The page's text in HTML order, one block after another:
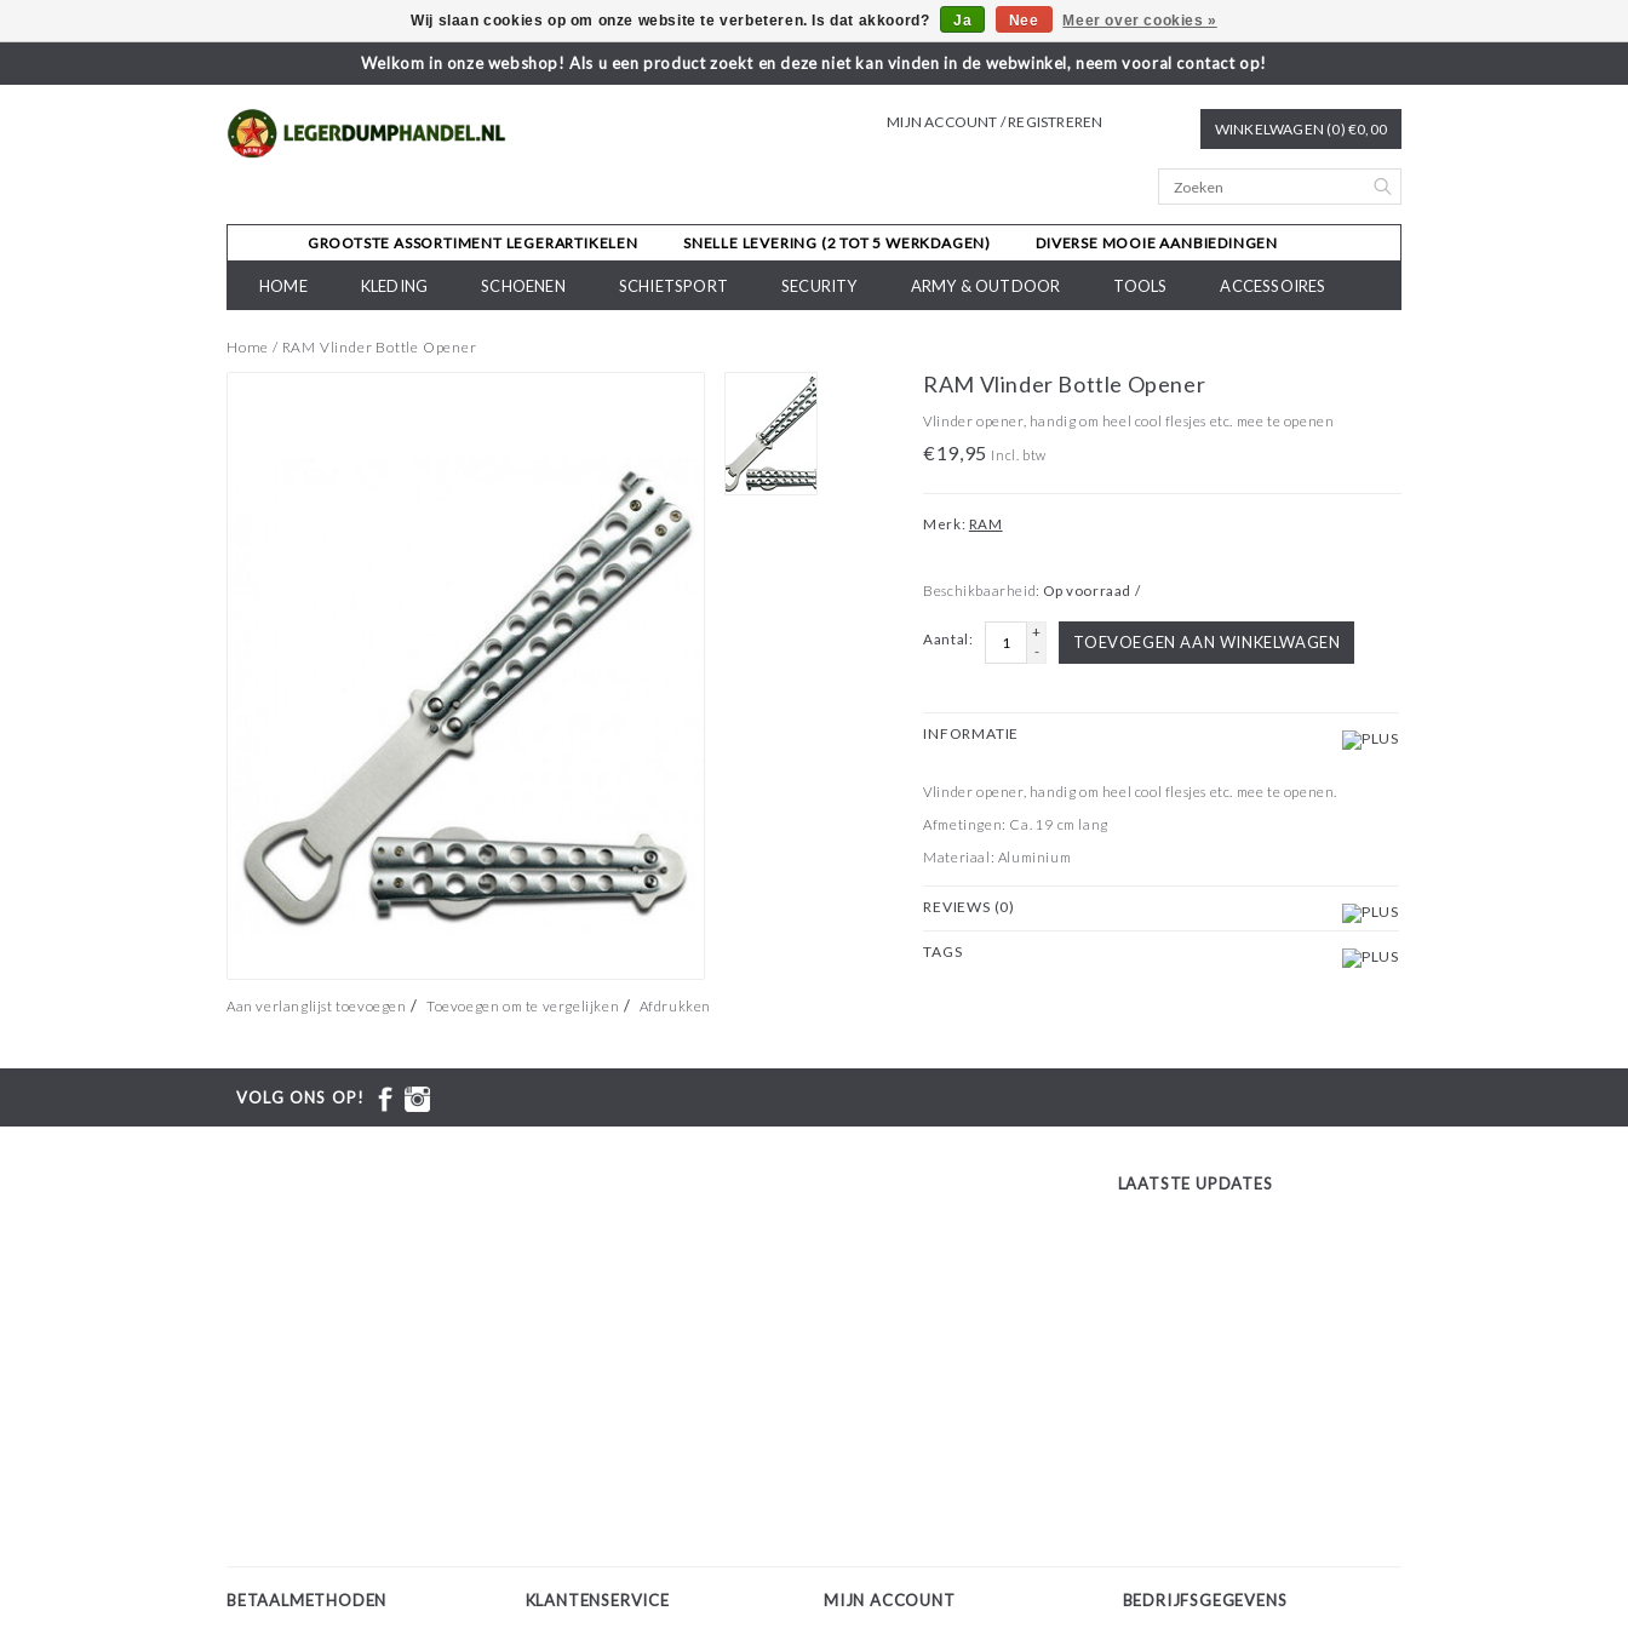
Welkom in onze webshop! Als u een product zoekt en deze niet kan vinden in de webwinkel, neem vooral contact op!
MIJN ACCOUNT / REGISTREREN WINKELWAGEN (0) €0,00
GROOTSTE ASSORTIMENT LEGERARTIKELEN SNELLE LEVERING (2 TOT 5 WERKDAGEN) DIVERSE MOOIE AANBIEDINGEN
HOME KLEDING SCHOENEN SCHIETSPORT SECURITY ARMY & OUTDOOR TOOLS ACCESSOIRES
Home / RAM Vlinder Bottle Opener
Aan verlanglijst toevoegen /Toevoegen om te vergelijken / Afdrukken
RAM Vlinder Bottle Opener
Vlinder opener, handig om heel cool flesjes etc. mee te openen
€19,95 Incl. btw
Merk: RAM
Beschikbaarheid: Op voorraad /
Aantal:
+
-
TOEVOEGEN AAN WINKELWAGEN
INFORMATIE
Vlinder opener, handig om heel cool flesjes etc. mee te openen.
Afmetingen: Ca. 19 cm lang
Materiaal: Aluminium
REVIEWS (0)
TAGS
VOLG ONS OP!
LAATSTE UPDATES
BETAALMETHODEN KLANTENSERVICE MIJN ACCOUNT BEDRIJFSGEGEVENS
Wij slaan cookies op om onze website te verbeteren. Is dat akkoord? Ja Nee Meer over cookies »